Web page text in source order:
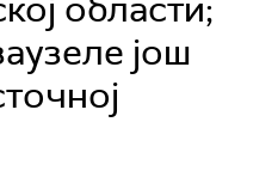
још